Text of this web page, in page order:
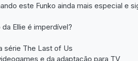
este Funko ainda mais especial e
Ellie é imperdível?
série The Last of Us
e da adaptação para TV